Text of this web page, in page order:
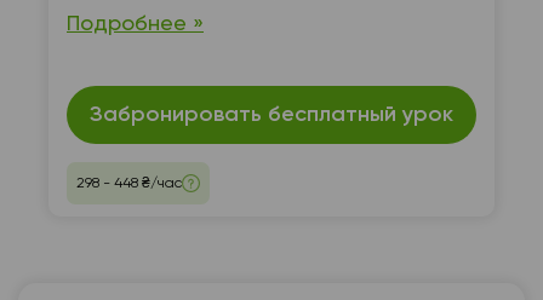
полюбить интересную науку биологию.
Помогу вам хорошо подготовиться к урокам,
Подробнее »
Забронировать бесплатный урок
298 - 448 ₴/час